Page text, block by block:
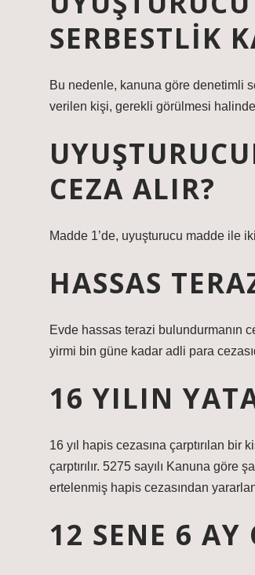
SERBESTLIK
Bu nedenle, kanuna göre denetimli
verilen kişi, gerekli görülmesi
CEZA ALIR?
Madde 1’de, uyuşturucu madde ile
HASSAS
Evde hassas terazi bulundurmanın
yirmi bin güne kadar adli para
16 YILIN
16 yıl hapis cezasına çarptırılan
çarptırılır. 5275 sayılı Kanuna göre
ertelenmiş hapis cezasından
12 SENE 6 AY